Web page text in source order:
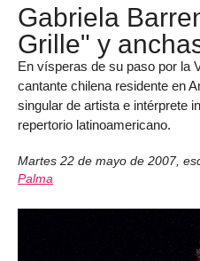
Gabriela
Grille" y
En vísperas de su paso por la
cantante chilena residente en
singular de artista e intérprete
repertorio latinoamericano.
Martes 22 de mayo de 2007,
Palma